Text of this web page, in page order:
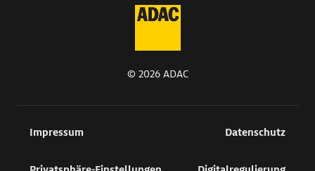
© 2026 ADAC
Impressum Datenschutz